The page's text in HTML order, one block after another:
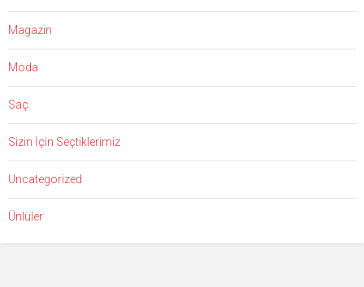
Magazin
Moda
Saç
Sizin İçin Seçtiklerimiz
Uncategorized
Ünlüler